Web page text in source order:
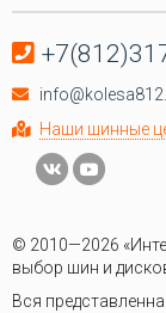
Наши шинные
© 2010—2026
выбор шин и
Вся